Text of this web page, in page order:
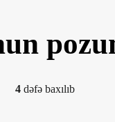
4 dəfə baxılıb